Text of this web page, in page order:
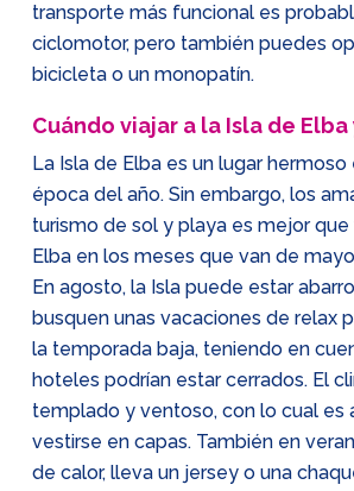
transporte más funcional es
ciclomotor, pero también puedes
bicicleta o un monopatín.
Cuándo viajar a la Isla de
La Isla de Elba es un lugar hermoso
época del año. Sin embargo, los
turismo de sol y playa es mejor que
Elba en los meses que van de
En agosto, la Isla puede estar
busquen unas vacaciones de relax
la temporada baja, teniendo en
hoteles podrían estar cerrados. El
templado y ventoso, con lo cual es
vestirse en capas. También en
de calor, lleva un jersey o una